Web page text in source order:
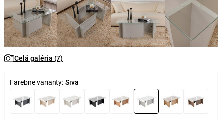
Celá galéria (7)
Farebné varianty: Sivá